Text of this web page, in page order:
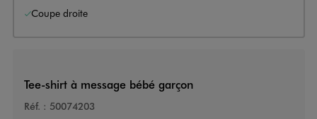
Coupe droite
Tee-shirt à message bébé garçon
Réf. : 50074203